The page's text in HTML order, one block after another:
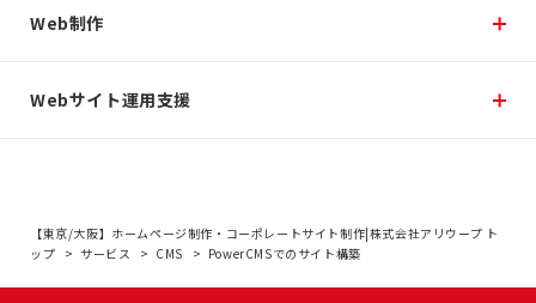
Web制作
Webサイト運用支援
【東京/大阪】ホームページ制作・コーポレートサイト制作|株式会社アリウープ ト
ップ
サービス CMS PowerCMSでのサイト構築